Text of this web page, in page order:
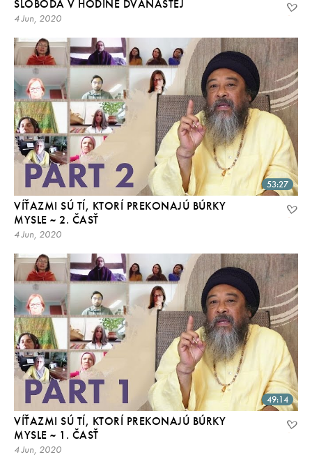
SLOBODA V HODINE DVANÁSTEJ
4 Jun, 2020
53:27
VÍŤAZMI SÚ TÍ, KTORÍ PREKONAJÚ BÚRKY
MYSLE ~ 2. ČASŤ
4 Jun, 2020
49:14
VÍŤAZMI SÚ TÍ, KTORÍ PREKONAJÚ BÚRKY
MYSLE ~ 1. ČASŤ
4 Jun, 2020